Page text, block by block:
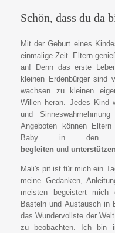
Schön, dass du da
Mit der Geburt eines
einmalige Zeit. Eltern
an! Denn das erste
kleinen Erdenbürger sind
wachsen zu kleinen
Willen heran. Jedes Kind
und
Angeboten können
Baby in den
begleiten und unterstützen
Mali's pit ist für mich ein
meine Gedanken,
meisten begeistert mich
Basteln und Austausch in
das Wundervollste der
zu beobachten. Ich bin